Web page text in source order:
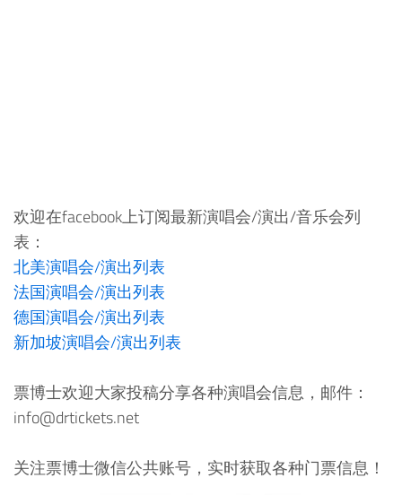
欢迎在facebook上订阅最新演唱会/演出/音乐会列
表：
北美演唱会/演出列表
法国演唱会/演出列表
德国演唱会/演出列表
新加坡演唱会/演出列表
票博士欢迎大家投稿分享各种演唱会信息，邮件：
info@drtickets.net
关注票博士微信公共账号，实时获取各种门票信息！